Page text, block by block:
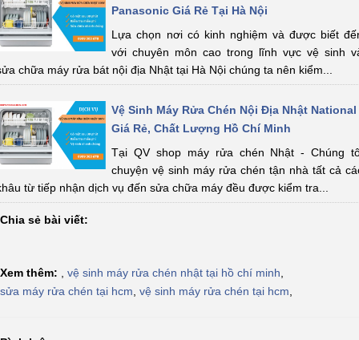
Panasonic Giá Rẻ Tại Hà Nội
Lựa chọn nơi có kinh nghiệm và được biết
với chuyên môn cao trong lĩnh vực vệ sinh
chữa máy rửa bát nội địa Nhật tại Hà Nội chúng ta nên kiểm...
Vệ Sinh Máy Rửa Chén Nội Địa Nhật National
Giá Rẻ, Chất Lượng Hồ Chí Minh
Tại QV shop máy rửa chén Nhật - Chúng
chuyện vệ sinh máy rửa chén tận nhà tất cả
từ tiếp nhận dịch vụ đến sửa chữa máy đều được kiểm tra...
Chia sẻ bài viết:
Xem thêm: vệ sinh máy rửa chén nhật tại hồ chí minh
sửa máy rửa chén tại hcm vệ sinh máy rửa chén tại hcm